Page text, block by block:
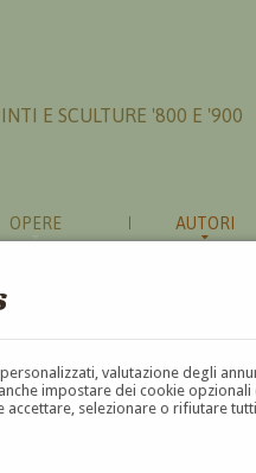
valutazione degli
impostare dei cookie
selezionare o rifiutare
E SCULTURE '800 E '900
OPERE AUTORI
H I J K L M N